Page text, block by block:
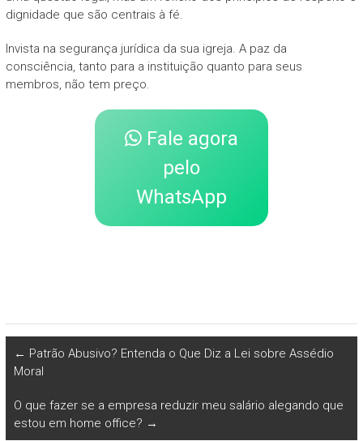
dignidade que são centrais à fé.
Invista na segurança jurídica da sua igreja. A paz da
consciência, tanto para a instituição quanto para seus
membros, não tem preço.
Fale agora
pelo
WhatsApp
← Patrão Abusivo? Entenda o Que Diz a Lei sobre Assédio
Moral
O que fazer se a empresa reduzir meu salário alegando que
estou em home office? →